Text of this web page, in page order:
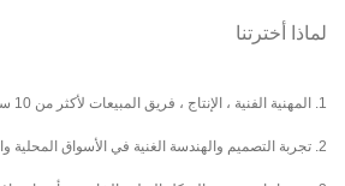
لماذا أخترتنا
1. المهنية الفنية ، الإنتاج ، فريق المبيعات لأكثر من 10 سنوات
2. تجربة التصميم والهندسة الغنية في الأسواق المحلية والأجنبية